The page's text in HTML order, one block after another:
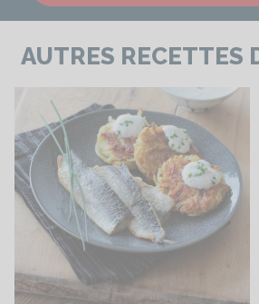
AUTRES RECETTES